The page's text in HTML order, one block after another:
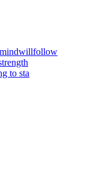
to sta